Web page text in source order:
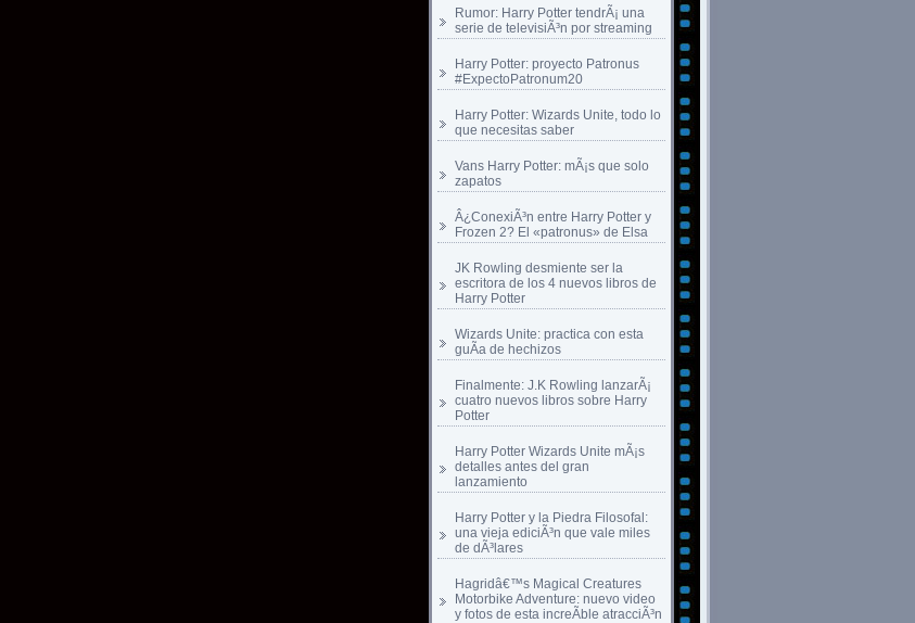
Rumor: Harry Potter tendrÃ¡ una
serie de televisiÃ³n por streaming
Harry Potter: proyecto Patronus
#ExpectoPatronum20
Harry Potter: Wizards Unite, todo lo
que necesitas saber
Vans Harry Potter: mÃ¡s que solo
zapatos
Â¿ConexiÃ³n entre Harry Potter y
Frozen 2? El «patronus» de Elsa
JK Rowling desmiente ser la
escritora de los 4 nuevos libros de
Harry Potter
Wizards Unite: practica con esta
guÃ­a de hechizos
Finalmente: J.K Rowling lanzarÃ¡
cuatro nuevos libros sobre Harry
Potter
Harry Potter Wizards Unite mÃ¡s
detalles antes del gran
lanzamiento
Harry Potter y la Piedra Filosofal:
una vieja ediciÃ³n que vale miles
de dÃ³lares
Hagridâ€™s Magical Creatures
Motorbike Adventure: nuevo video
y fotos de esta increÃ­ble atracciÃ³n